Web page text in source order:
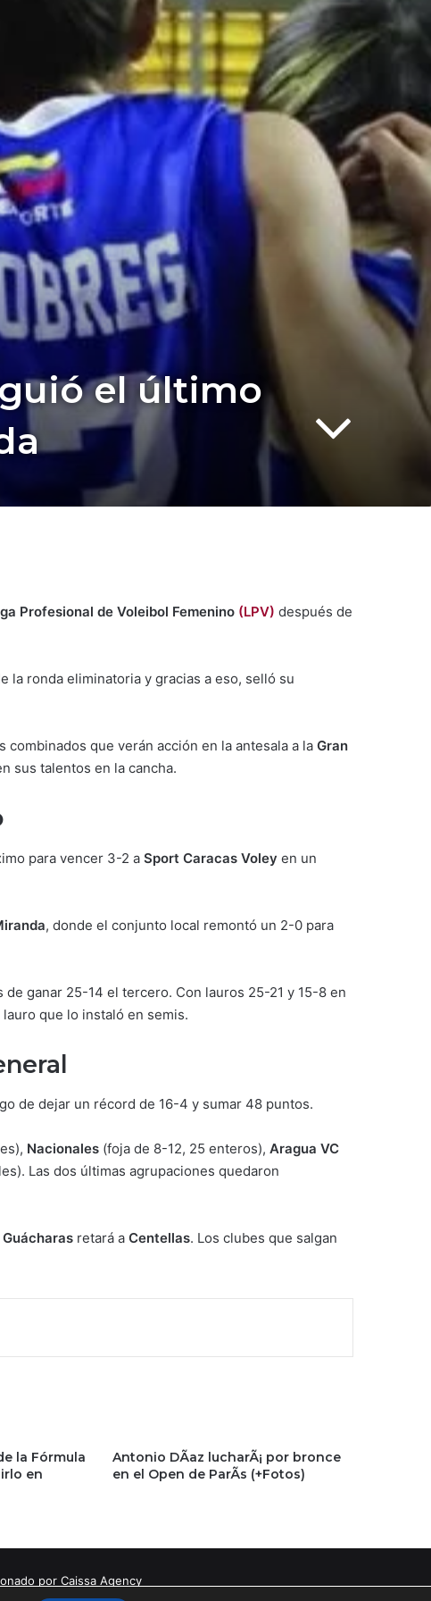
el último
Profesional de Voleibol Femenino (LPV) después de
la ronda eliminatoria y gracias a eso, selló su
combinados que verán acción en la antesala a la Gran
sus talentos en la cancha.
para vencer 3-2 a Sport Caracas Voley en un
, donde el conjunto local remontó un 2-0 para
ganar 25-14 el tercero. Con lauros 25-21 y 15-8 en
que lo instaló en semis.
de dejar un récord de 16-4 y sumar 48 puntos.
Nacionales (foja de 8-12, 25 enteros), Aragua VC
Las dos últimas agrupaciones quedaron
Guácharas retará a Centellas. Los clubes que salgan
la Fórmula
en
Antonio DÃ­az lucharÃ¡ por bronce
en el Open de ParÃ­s (+Fotos)
por Caissa Agency